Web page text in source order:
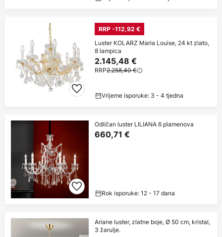
RRP -112,92 €
Luster KOLARZ Maria Louise, 24 kt zlato,
8 lampica
2.145,48 €
RRP2.258,40 €
Vrijeme isporuke: 3 - 4 tjedna
Odličan luster LILIANA 6 plamenova
660,71 €
Rok isporuke: 12 - 17 dana
Ariane luster, zlatne boje, Ø 50 cm, kristal,
3 žarulje.